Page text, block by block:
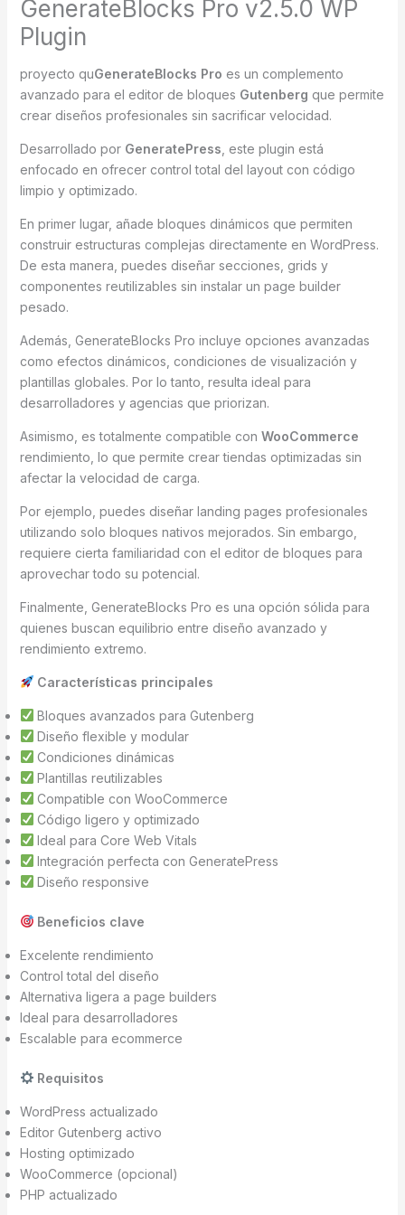
GenerateBlocks Pro v2.5.0 WP
Plugin
proyecto quGenerateBlocks Pro es un complemento
avanzado para el editor de bloques Gutenberg que permite
crear diseños profesionales sin sacrificar velocidad.
Desarrollado por GeneratePress , este plugin está
enfocado en ofrecer control total del layout con código
limpio y optimizado.
En primer lugar, añade bloques dinámicos que permiten
construir estructuras complejas directamente en WordPress.
De esta manera, puedes diseñar secciones, grids y
componentes reutilizables sin instalar un page builder
pesado.
Además, GenerateBlocks Pro incluye opciones avanzadas
como efectos dinámicos, condiciones de visualización y
plantillas globales. Por lo tanto, resulta ideal para
desarrolladores y agencias que priorizan.
Asimismo, es totalmente compatible con WooCommerce
rendimiento, lo que permite crear tiendas optimizadas sin
afectar la velocidad de carga.
Por ejemplo, puedes diseñar landing pages profesionales
utilizando solo bloques nativos mejorados. Sin embargo,
requiere cierta familiaridad con el editor de bloques para
aprovechar todo su potencial.
Finalmente, GenerateBlocks Pro es una opción sólida para
quienes buscan equilibrio entre diseño avanzado y
rendimiento extremo.
Características principales
Bloques avanzados para Gutenberg
Diseño flexible y modular
Condiciones dinámicas
Plantillas reutilizables
Compatible con WooCommerce
Código ligero y optimizado
Ideal para Core Web Vitals
Integración perfecta con GeneratePress
Diseño responsive
Beneficios clave
Excelente rendimiento
Control total del diseño
Alternativa ligera a page builders
Ideal para desarrolladores
Escalable para ecommerce
Requisitos
WordPress actualizado
Editor Gutenberg activo
Hosting optimizado
WooCommerce (opcional)
PHP actualizado